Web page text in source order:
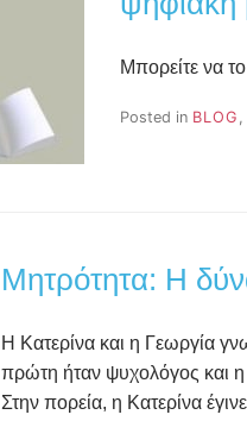
Μπορείτε να
Posted in BLOG
Μητρότητα: Η
Η Κατερίνα και η Γεωργία
πρώτη ήταν ψυχολόγος και η
Στην πορεία, η Κατερίνα